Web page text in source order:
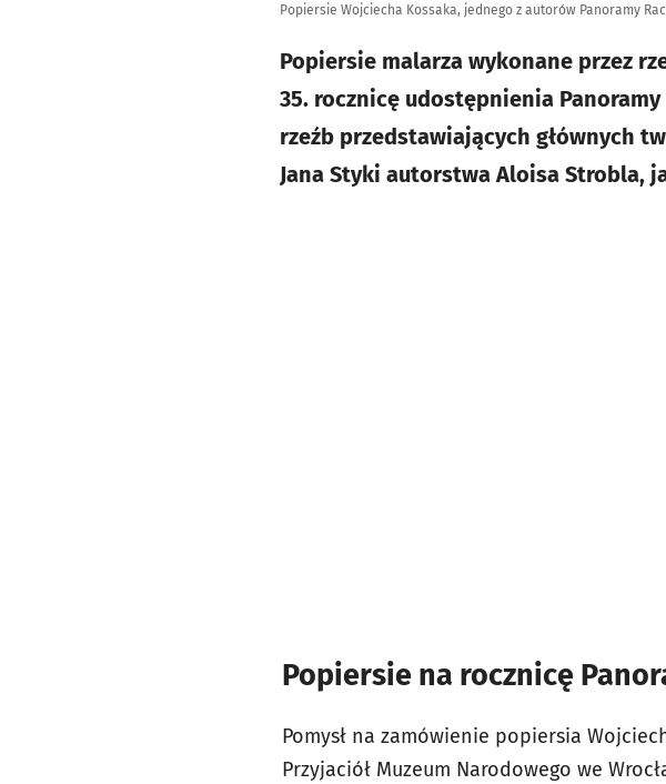
Popiersie Wojciecha Kossaka, jednego z autorów Panoramy
Popiersie malarza wykonane przez
35. rocznicę udostępnienia Panoramy
rzeźb przedstawiających głównych
Jana Styki autorstwa Aloisa Strobla,
Popiersie na rocznicę
Pomysł na zamówienie popiersia
Przyjaciół Muzeum Narodowego we